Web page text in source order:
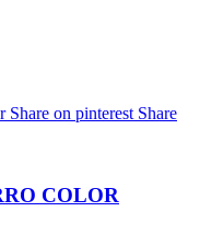
Share on pinterest Share
COLOR